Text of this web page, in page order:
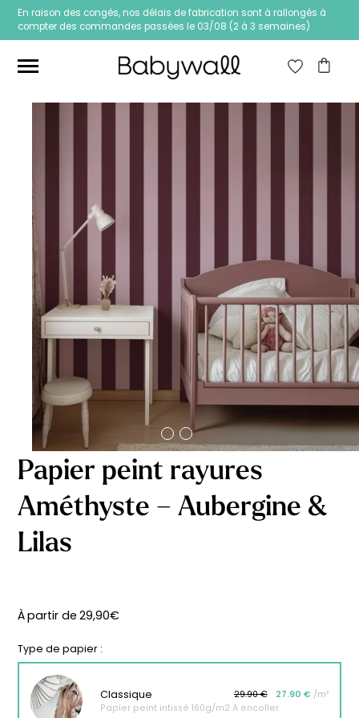
En raison des congés, nos délais de fabrication sont à rallongés à
compter des commandes passées le 03/08 (2 à 3 semaines)
Ces articles peuvent aussi vous intéresser
Papier peint Fleurs
À partir
de
29,90
Papier peint jungle
beige
À partir
de
Affiche bébé Mes
Affiche personnalisée
Papier peint rayures
Améthyste – Aubergine &
Lilas
À partir de29,90€
Type de papier :
Classique 29.90 € 27.90 € /m²
Papier peint intissé 160g/m2 A encoller.